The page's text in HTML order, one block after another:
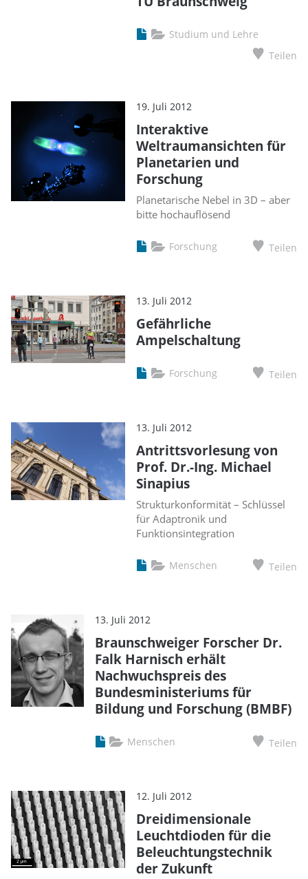
Studium und Lehre
Teilen
19. Juli 2012
Interaktive
Weltraumansichten für
Planetarien und
Forschung
Planetarische Nebel in 3D – aber
bitte hochauflösend
Forschung Teilen
13. Juli 2012
Gefährliche
Ampelschaltung
Forschung Teilen
13. Juli 2012
Antrittsvorlesung von
Prof. Dr.-Ing. Michael
Sinapius
Strukturkonformität – Schlüssel
für Adaptronik und
Funktionsintegration
Menschen Teilen
13. Juli 2012
Braunschweiger Forscher Dr.
Falk Harnisch erhält
Nachwuchspreis des
Bundesministeriums für
Bildung und Forschung (BMBF)
Menschen Teilen
12. Juli 2012
Dreidimensionale
Leuchtdioden für die
Beleuchtungstechnik
der Zukunft